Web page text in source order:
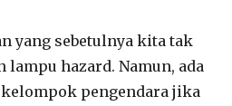
yang sebetulnya kita tak
hazard. Namun, ada
pengendara jika